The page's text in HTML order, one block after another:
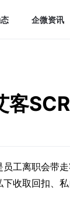
企微资讯
工离职会带
收取回扣、